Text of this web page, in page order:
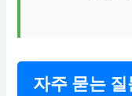
자주 묻는 질